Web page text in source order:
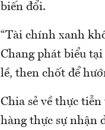
biến đổi.
“Tài chính xanh
Chang phát biểu
lề, then chốt để
Chia sẻ về thực
hàng thực sự nhận